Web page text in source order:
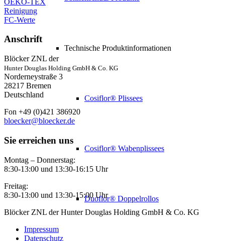
Technische Produktinformationen
Cosiflor® Plissees
Cosiflor® Wabenplissees
Duoflor® Doppelrollos
Reinigung
FC-Werte
Anschrift
Blöcker ZNL der
Hunter Douglas Holding GmbH & Co. KG
Norderneystraße 3
28217 Bremen
Deutschland
Fon +49 (0)421 386920
bloecker@bloecker.de
Sie erreichen uns
Montag – Donnerstag:
8:30-13:00 und 13:30-16:15 Uhr
Freitag:
8:30-13:00 und 13:30-15:00 Uhr
Blöcker ZNL der Hunter Douglas Holding GmbH & Co. KG
Impressum
Datenschutz